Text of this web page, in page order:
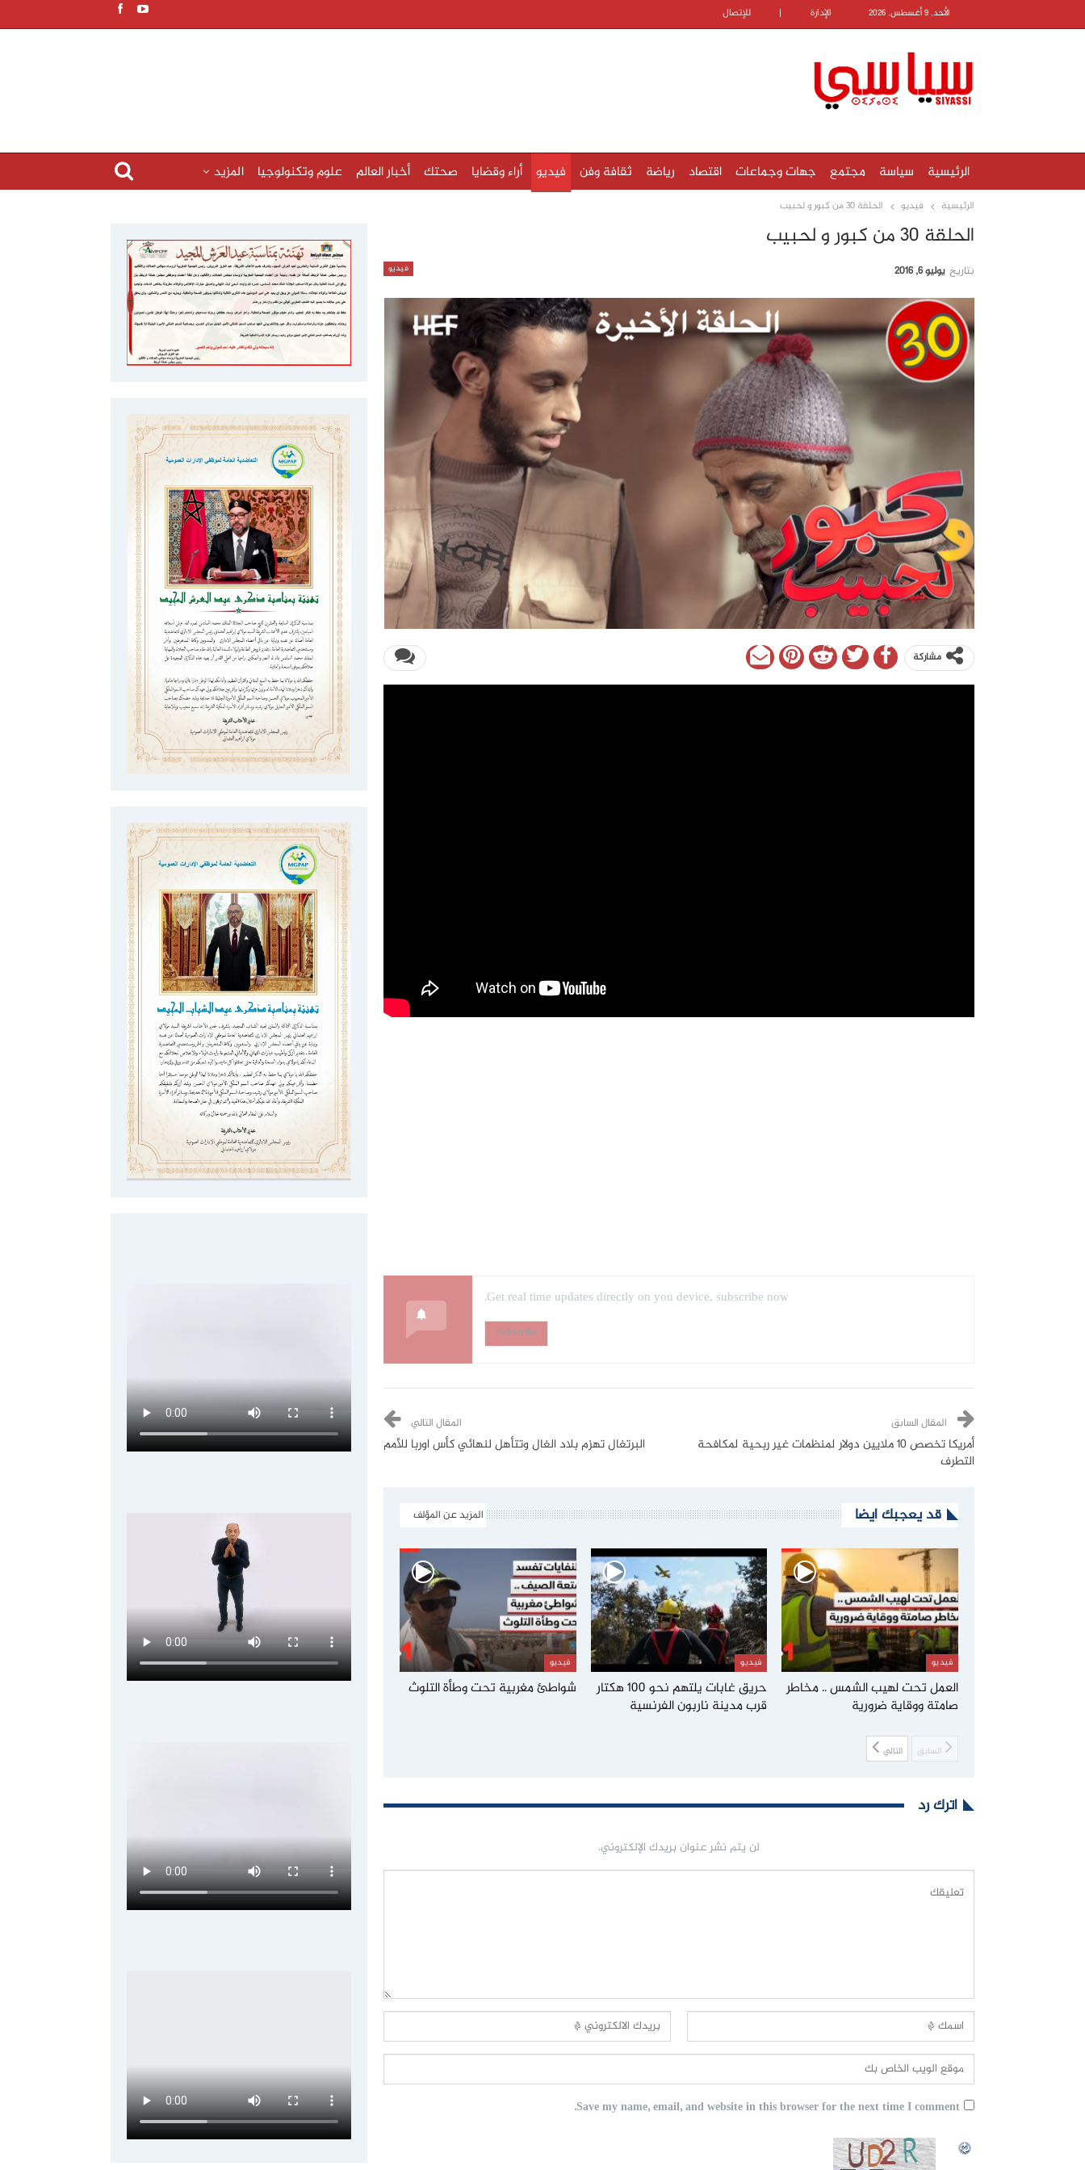
الأحد, 9 أغسطس, 2026 الإدارة | للإتصال
الرئيسية سياسة مجتمع جهات وجماعات اقتصاد رياضة ثقافة وفن فيديو أراء وقضايا صحتك أخبار العالم علوم وتكنولوجيا المزيد
الرئيسية فيديو الحلقة 30 من كبور و لحبيب
الحلقة 30 من كبور و لحبيب
فيديو بتاريخ يوليو 6, 2016
مشاركة
Get real time updates directly on you device, subscribe now.
Subscribe
المقال السابق
أمريكا تخصص 10 ملايين دولار لمنظمات غير ربحية لمكافحة
التطرف
المقال التالي
البرتغال تهزم بلاد الغال وتتأهل لنهائي كأس اوربا للأمم
قد يعجبك ايضا المزيد عن المؤلف
فيديو
العمل تحت لهيب الشمس .. مخاطر
صامتة ووقاية ضرورية
فيديو
حريق غابات يلتهم نحو 100 هكتار
قرب مدينة ناربون الفرنسية
فيديو
شواطئ مغربية تحت وطأة التلوث
السابق التالي
اترك رد
لن يتم نشر عنوان بريدك الإلكتروني.
Save my name, email, and website in this browser for the next time I comment.